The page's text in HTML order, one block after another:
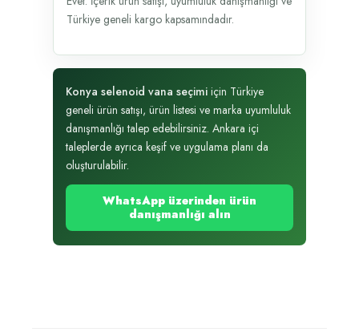
Türkiye geneli kargo kapsamındadır.
Konya selenoid vana seçimi için Türkiye
geneli ürün satışı, ürün listesi ve marka uyumluluk
danışmanlığı talep edebilirsiniz. Ankara içi
taleplerde ayrıca keşif ve uygulama planı da
oluşturulabilir.
WhatsApp üzerinden ürün
danışmanlığı alın